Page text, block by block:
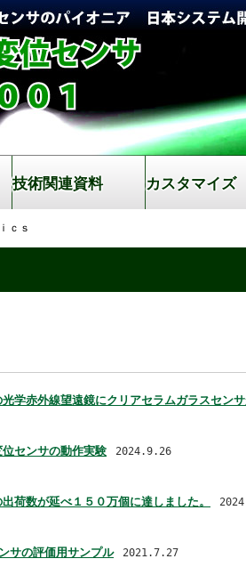
技術関連資料 カスタマイズ
ｃｓ
学赤外線望遠鏡にクリアセラムガラスセン
センサの動作実験 2024.9.26
荷数が延べ１５０万個に達しました。
サの評価用サンプル 2021.7.27